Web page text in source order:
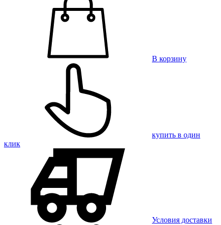
В корзину
купить в один
клик
Условия доставки